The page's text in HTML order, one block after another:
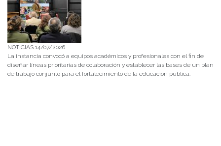
NOTICIAS 14/07/2026
La instancia convocó a equipos académicos y profesionales con el fin de
diseñar líneas prioritarias de colaboración y establecer las bases de un plan
de trabajo conjunto para el fortalecimiento de la educación pública.